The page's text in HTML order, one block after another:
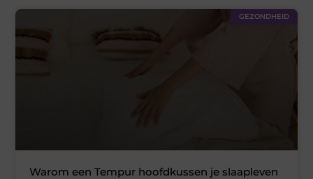
GEZONDHEID
Warom een Tempur hoofdkussen je slaapleven